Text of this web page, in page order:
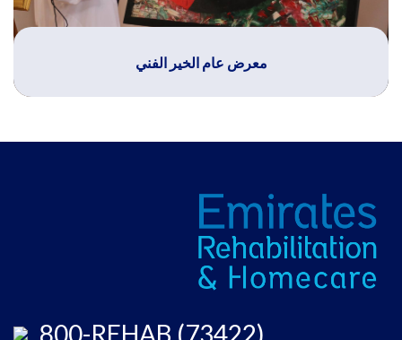
معرض عام الخير الفني
800-REHAB (73422)